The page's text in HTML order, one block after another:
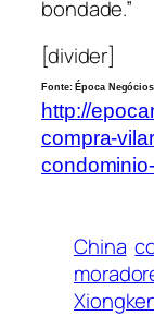
bondade.”
[divider]
Fonte: Época
http://
compra-
China